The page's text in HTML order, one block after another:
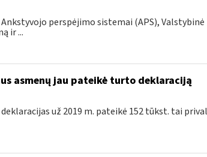
perspėjimo sistemai (APS), Valstybinė
ir ...
asmenų jau pateikė turto deklaraciją
už 2019 m. pateikė 152 tūkst. tai